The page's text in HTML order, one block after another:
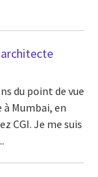
architecte
du point de vue
à Mumbai, en
CGI. Je me suis